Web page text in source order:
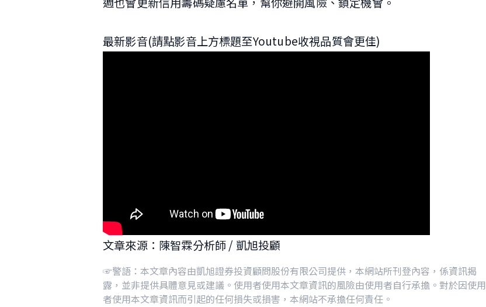
最新影音(請點影音上方標題至Youtube收視品質會更佳)
文章來源：陳智霖分析師 / 凱旭投顧
☞警語：本文章內容由凱旭證券投資顧問股份有限公司提供，本網站所刊登內容，係資訊揭
露，並非提供具體意見或建議。使用者使用本文章資訊的風險由使用者自行承擔。對於因使用
者使用本文章資訊而引起的任何損失或損害，本網站不承擔任何責任。